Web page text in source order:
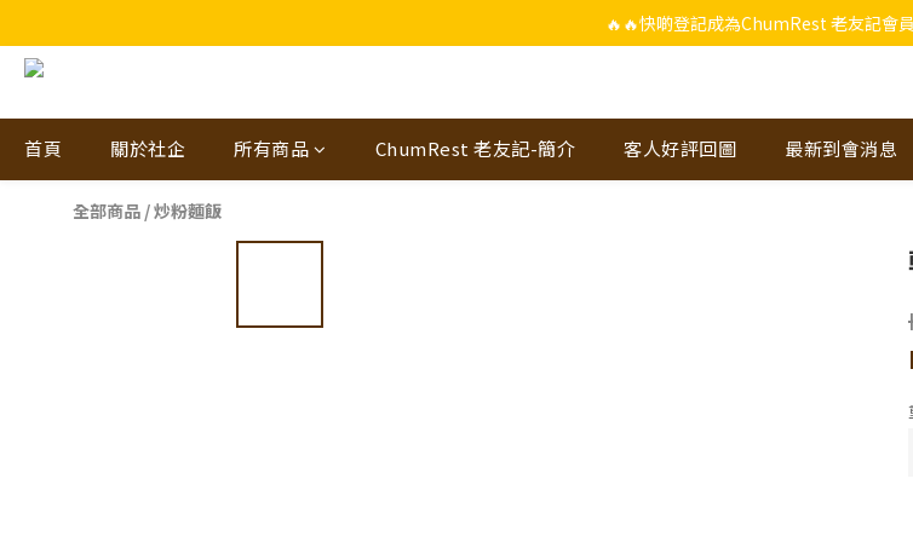
🔥🔥快啲登記成為ChumRest 老友記會
🔥🔥快啲登記成為ChumRest 老友記會
🎁🤩🤩超值優惠：網上下單選用~(銀行轉帳／FPS)為付款方式，滿$988
🔥🔥快啲登記成為ChumRest 老友記會
首頁 關於社企 所有商品 ChumRest 老友記-簡介 客人好評回圖 最新到會消息
全部商品 /炒粉麵飯